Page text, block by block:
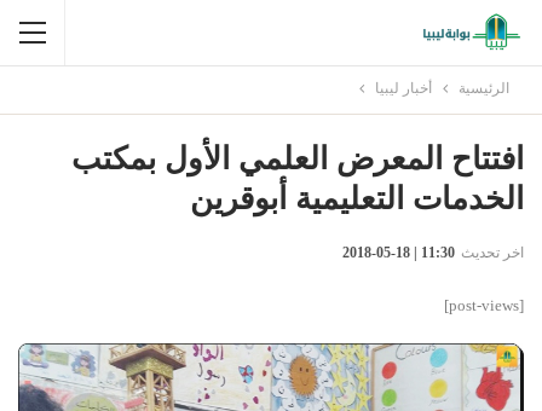
الرئيسية أخبار ليبيا
افتتاح المعرض العلمي الأول بمكتب
الخدمات التعليمية أبوقرين
اخر تحديث 11:30 | 18-05-2018
[post-views]